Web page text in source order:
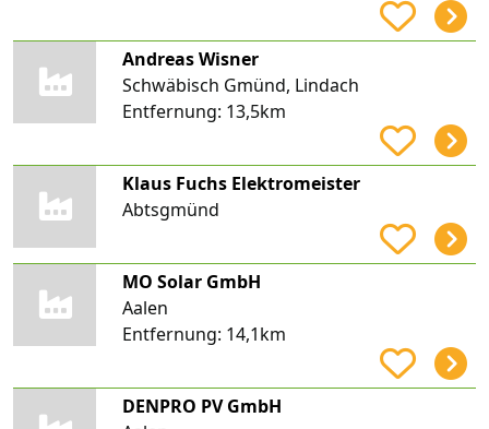
Andreas Wisner
Schwäbisch Gmünd, Lindach
Entfernung: 13,5km
Klaus Fuchs Elektromeister
Abtsgmünd
MO Solar GmbH
Aalen
Entfernung: 14,1km
DENPRO PV GmbH